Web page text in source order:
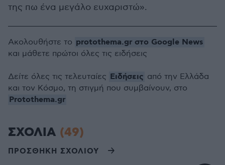
της πω ένα μεγάλο ευχαριστώ».
Ακολουθήστε το protothema.gr στο Google News
και μάθετε πρώτοι όλες τις ειδήσεις
Δείτε όλες τις τελευταίες Ειδήσεις από την Ελλάδα
και τον Κόσμο, τη στιγμή που συμβαίνουν, στο
Protothema.gr
ΣΧΟΛΙΑ (49)
ΠΡΟΣΘΗΚΗ ΣΧΟΛΙΟΥ